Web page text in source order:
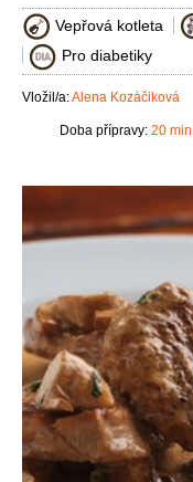
Vepřová kotleta
Pro diabetiky
Vložil/a:Alena Kozáčiková
Doba přípravy: 20 min.